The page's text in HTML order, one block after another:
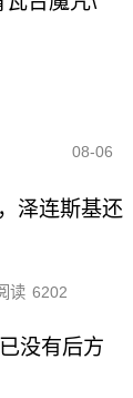
08-06
泽连斯基还
读 6202
没有后方